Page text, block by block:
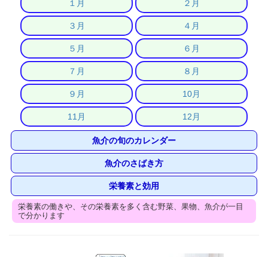
１月 ２月
３月 ４月
５月 ６月
７月 ８月
９月 10月
11月 12月
魚介の旬のカレンダー
魚介のさばき方
栄養素と効用
栄養素の働きや、その栄養素を多く含む野菜、果物、魚介が一目
で分かります